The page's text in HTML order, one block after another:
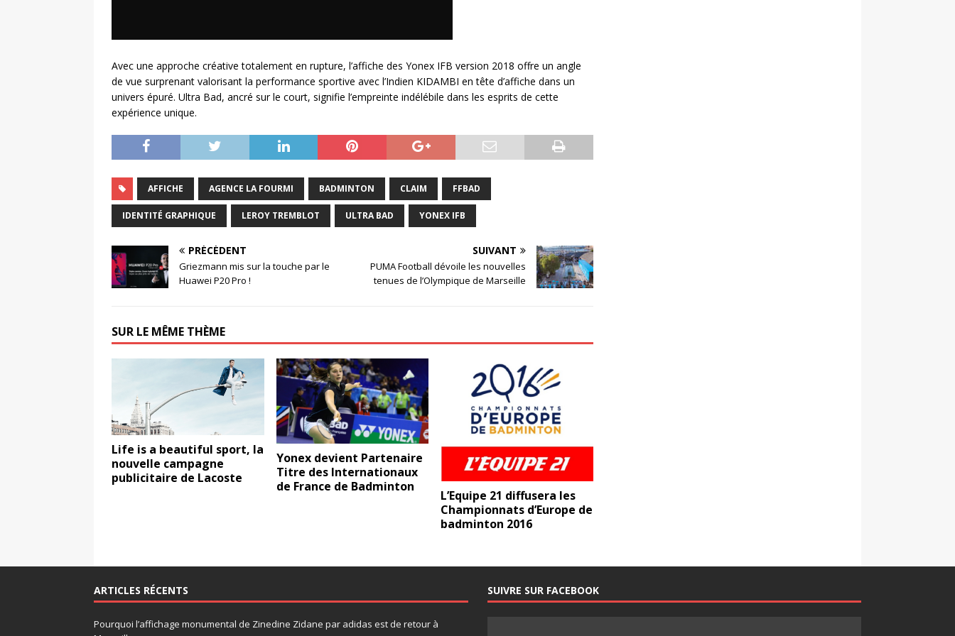
Avec une approche créative totalement en rupture, l’affiche des Yonex IFB version 2018 offre un angle
de vue surprenant valorisant la performance sportive avec l’Indien KIDAMBI en tête d’affiche dans un
univers épuré. Ultra Bad, ancré sur le court, signifie l’empreinte indélébile dans les esprits de cette
expérience unique.
AFFICHE AGENCE LA FOURMI BADMINTON CLAIM FFBAD
IDENTITÉ GRAPHIQUE LEROY TREMBLOT ULTRA BAD YONEX IFB
PRÉCÉDENT
Griezmann mis sur la touche par le
Huawei P20 Pro !
SUIVANT
PUMA Football dévoile les nouvelles
tenues de l’Olympique de Marseille
SUR LE MÊME THÈME
Life is a beautiful sport, la
nouvelle campagne
publicitaire de Lacoste
Yonex devient Partenaire
Titre des Internationaux
de France de Badminton
L’Equipe 21 diffusera les
Championnats d’Europe de
badminton 2016
ARTICLES RÉCENTS
Pourquoi l’affichage monumental de Zinedine Zidane par adidas est de retour à
SUIVRE SUR FACEBOOK